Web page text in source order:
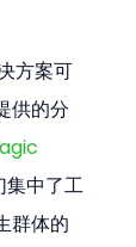
方案可
供的分
集中了工
群体的